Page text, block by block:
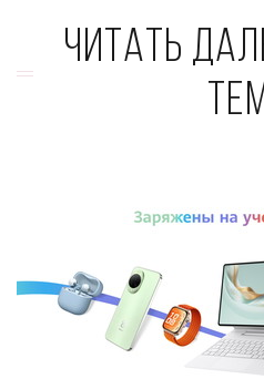
Читать